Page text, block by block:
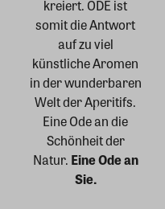
kreiert. ODE ist
somit die Antwort
auf zu viel
künstliche Aromen
in der wunderbaren
Welt der Aperitifs.
Eine Ode an die
Schönheit der
Natur. Eine Ode an
Sie.